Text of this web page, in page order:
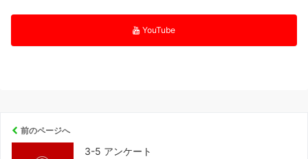
YouTube
前のページへ
3-5 アンケート